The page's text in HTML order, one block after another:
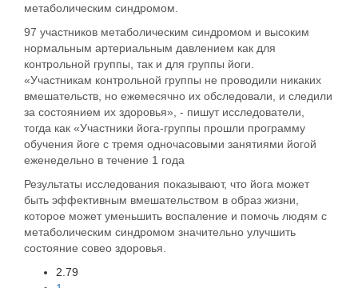
метаболическим синдромом.
97 участников метаболическим синдромом и высоким
нормальным артериальным давлением как для
контрольной группы, так и для группы йоги.
«Участникам контрольной группы не проводили никаких
вмешательств, но ежемесячно их обследовали, и следили
за состоянием их здоровья», - пишут исследователи,
тогда как «Участники йога-группы прошли программу
обучения йоге с тремя одночасовыми занятиями йогой
еженедельно в течение 1 года
Результаты исследования показывают, что йога может
быть эффективным вмешательством в образ жизни,
которое может уменьшить воспаление и помочь людям с
метаболическим синдромом значительно улучшить
состояние совео здоровья.
2.79